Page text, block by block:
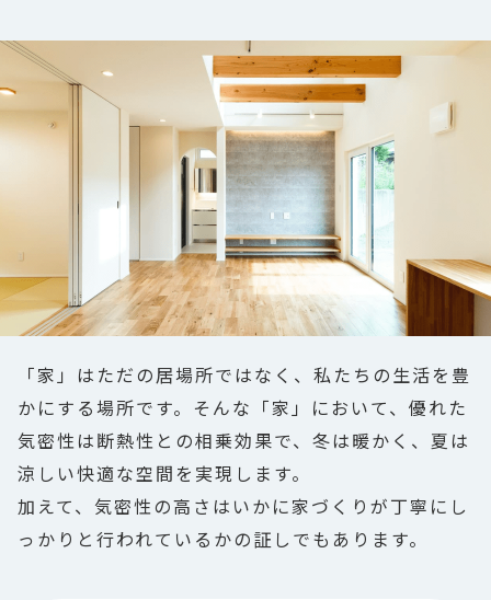
「家」はただの居場所ではなく、私たちの生活を豊
かにする場所です。そんな「家」において、優れた
気密性は断熱性との相乗効果で、冬は暖かく、夏は
涼しい快適な空間を実現します。
加えて、気密性の高さはいかに家づくりが丁寧にし
っかりと行われているかの証しでもあります。